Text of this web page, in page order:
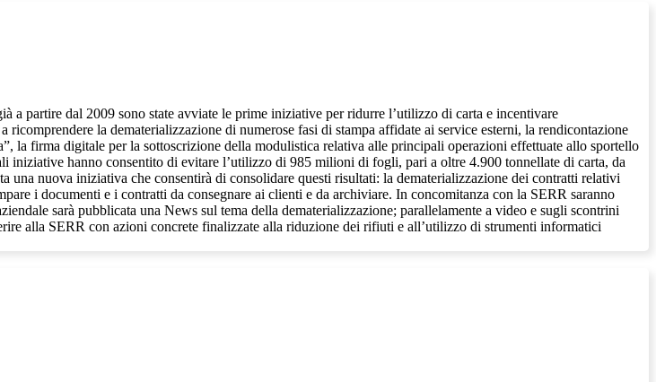
a partire dal 2009 sono state avviate le prime iniziative per ridurre l’utilizzo di carta e incentivare
la dematerializzazione di numerose fasi di stampa affidate ai service esterni, la rendicontazione
la firma digitale per la sottoscrizione della modulistica relativa alle principali operazioni effettuate allo sportello
hanno consentito di evitare l’utilizzo di 985 milioni di fogli, pari a oltre 4.900 tonnellate di carta, da
nuova iniziativa che consentirà di consolidare questi risultati: la dematerializzazione dei contratti relativi
i documenti e i contratti da consegnare ai clienti e da archiviare. In concomitanza con la SERR saranno
sarà pubblicata una News sul tema della dematerializzazione; parallelamente a video e sugli scontrini
alla SERR con azioni concrete finalizzate alla riduzione dei rifiuti e all’utilizzo di strumenti informatici